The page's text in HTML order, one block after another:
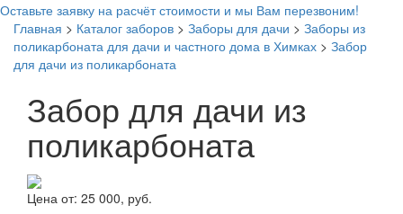
Оставьте заявку на расчёт стоимости и мы Вам перезвоним!
Главная > Каталог заборов > Заборы для дачи > Заборы из
поликарбоната для дачи и частного дома в Химках > Забор
для дачи из поликарбоната
Забор для дачи из
поликарбоната
Цена от: 25 000, руб.